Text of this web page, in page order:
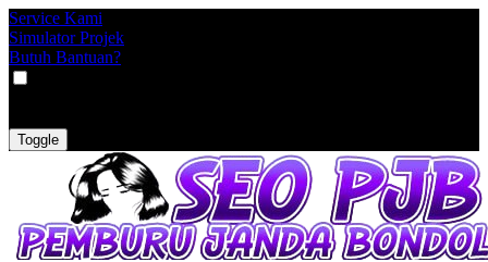
Service Kami
Simulator Projek
Butuh Bantuan?
Toggle